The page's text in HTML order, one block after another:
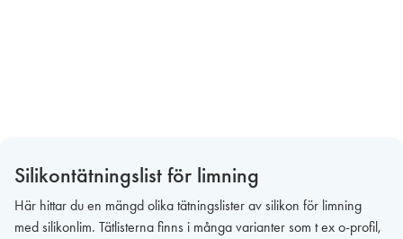
Silikontätningslist för limning
Här hittar du en mängd olika tätningslister av silikon för limning
med silikonlim. Tätlisterna finns i många varianter som t ex o-profil,